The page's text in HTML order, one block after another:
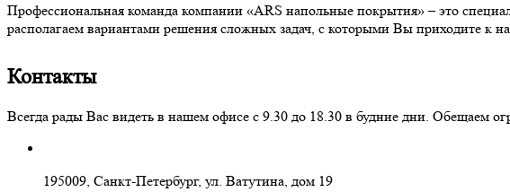
Профессиональная команда компании «ARS напольные покрытия» – это
располагаем вариантами решения сложных задач, с которыми Вы приходите к
Контакты
Всегда рады Вас видеть в нашем офисе с 9.30 до 18.30 в будние дни. Обещаем
195009, Санкт-Петербург, ул. Ватутина, дом 19